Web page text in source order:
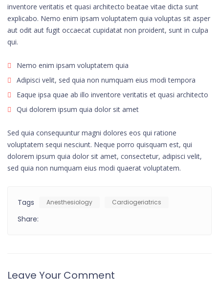
inventore veritatis et quasi architecto beatae vitae dicta sunt
explicabo. Nemo enim ipsam voluptatem quia voluptas sit asper
aut odit aut fugit occaecat cupidatat non proident, sunt in culpa
qui.
Nemo enim ipsam voluptatem quia
Adipisci velit, sed quia non numquam eius modi tempora
Eaque ipsa quae ab illo inventore veritatis et quasi architecto
Qui dolorem ipsum quia dolor sit amet
Sed quia consequuntur magni dolores eos qui ratione
voluptatem sequi nesciunt. Neque porro quisquam est, qui
dolorem ipsum quia dolor sit amet, consectetur, adipisci velit,
sed quia non numquam eius modi quaerat voluptatem.
Tags Anesthesiology Cardiogeriatrics
Share:
Leave Your Comment